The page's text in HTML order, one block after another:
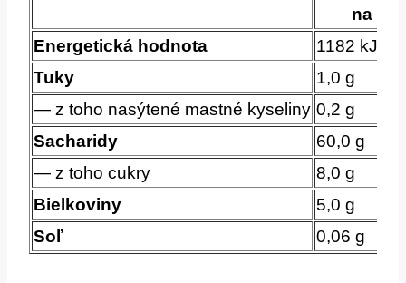
na
Energetická hodnota
1182 kJ /
Tuky
1,0 g
— z toho nasýtené mastné kyseliny 0,2 g
Sacharidy
60,0 g
— z toho cukry
8,0 g
Bielkoviny
5,0 g
Soľ
0,06 g